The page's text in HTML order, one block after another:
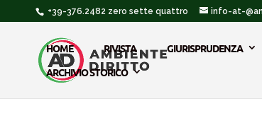
+39-376.2482 zero sette quattro info-at-
HOME RIVISTA GIURISPRUDENZA
ARCHIVIO STORICO